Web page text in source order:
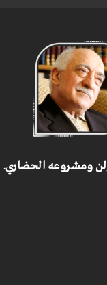
ومشروعه الحضاري.